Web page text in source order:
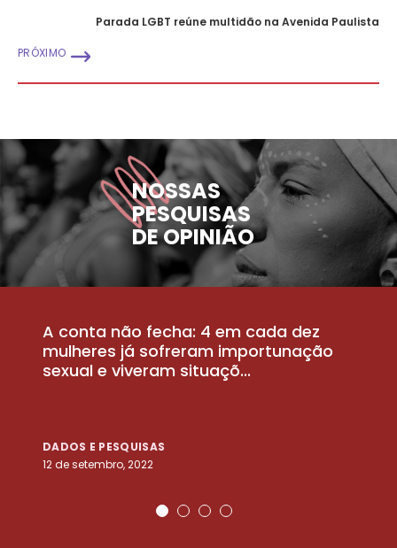
Parada LGBT reúne multidão na Avenida Paulista
PRÓXIMO
NOSSAS
PESQUISAS
DE OPINIÃO
A conta não fecha: 4 em cada dez
mulheres já sofreram importunação
sexual e viveram situaçõ...
DADOS E PESQUISAS
12 de setembro, 2022